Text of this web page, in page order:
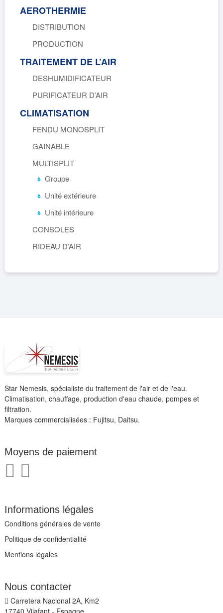
AEROTHERMIE
DISTRIBUTION
PRODUCTION
TRAITEMENT DE L’AIR
DESHUMIDIFICATEUR
PURIFICATEUR D’AIR
CLIMATISATION
FENDU MONOSPLIT
GAINABLE
MULTISPLIT
Groupe
Unité extérieure
Unité intérieure
CONSOLES
RIDEAU D’AIR
Star Nemesis, spécialiste du traitement de l'air et de l'eau.
Climatisation, chauffage, production d'eau chaude, pompes et
filtration.
Marques commercialisées : Fujitsu, Daitsu.
Moyens de paiement
Informations légales
Conditions générales de vente
Politique de confidentialité
Mentions légales
Nous contacter
Carretera Nacional 2A, Km2